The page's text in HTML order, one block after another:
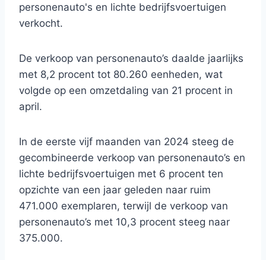
personenauto's en lichte bedrijfsvoertuigen
verkocht.
De verkoop van personenauto’s daalde jaarlijks
met 8,2 procent tot 80.260 eenheden, wat
volgde op een omzetdaling van 21 procent in
april.
In de eerste vijf maanden van 2024 steeg de
gecombineerde verkoop van personenauto’s en
lichte bedrijfsvoertuigen met 6 procent ten
opzichte van een jaar geleden naar ruim
471.000 exemplaren, terwijl de verkoop van
personenauto’s met 10,3 procent steeg naar
375.000.